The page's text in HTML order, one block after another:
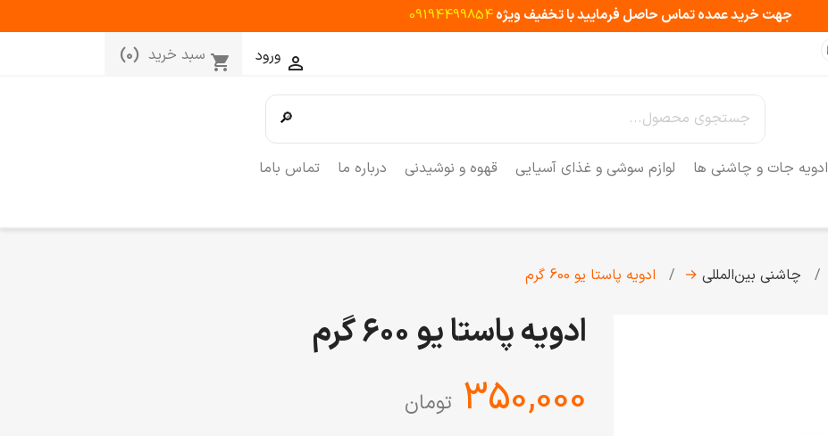
جهت خرید عمده تماس حاصل فرمایید با تخفیف ویژه09194499854
 ورود shopping_cart سبد خرید (0)
🔎
ادویه جات و چاشنی ها لوازم سوشی و غذای آسیایی قهوه و نوشیدنی درباره ما تماس باما
چاشنی‌ بین‌المللی → ادویه پاستا یو 600 گرم
ادویه پاستا یو 600 گرم
‎350,000 تومان